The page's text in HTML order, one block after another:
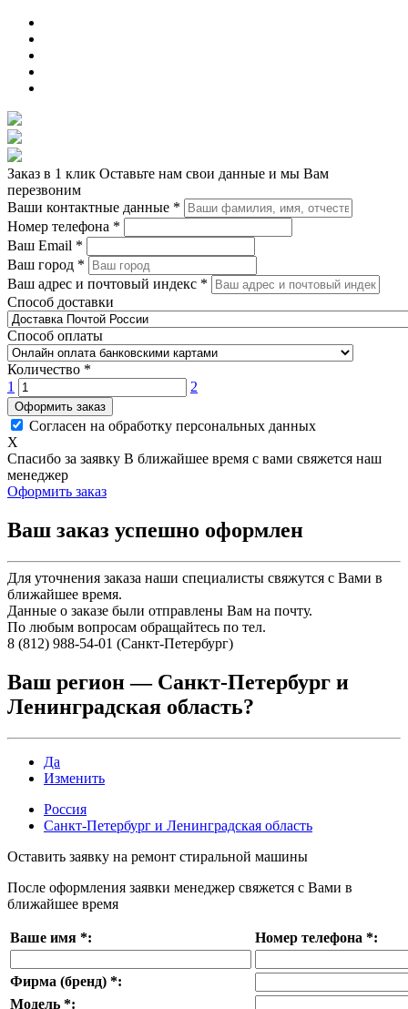
Заказ в 1 клик Оставьте нам свои данные и мы Вам
перезвоним
Ваши контактные данные *
Номер телефона *
Ваш Email *
Ваш город *
Ваш адрес и почтовый индекс *
Способ доставки
Способ оплаты
Количество *
1
2
Оформить заказ
Согласен на обработку персональных данных
X
Спасибо за заявку В ближайшее время с вами свяжется наш
менеджер
Оформить заказ
Ваш заказ успешно оформлен
Для уточнения заказа наши специалисты свяжутся с Вами в
ближайшее время.
Данные о заказе были отправлены Вам на почту.
По любым вопросам обращайтесь по тел.
8 (812) 988-54-01 (Санкт-Петербург)
Ваш регион — Санкт-Петербург и
Ленинградская область?
Да
Изменить
Россия
Санкт-Петербург и Ленинградская область
Оставить заявку на ремонт стиральной машины
После оформления заявки менеджер свяжется с Вами в
ближайшее время
Ваше имя *: Номер телефона *:
Фирма (бренд) *:
Модель *: